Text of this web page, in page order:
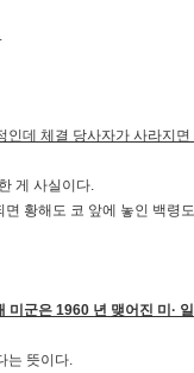
데 체결 당사자가 사라지
게 사실이다.
황해도 코 앞에 놓인 백령
군은 1960 년 맺어진 미·
는 뜻이다.